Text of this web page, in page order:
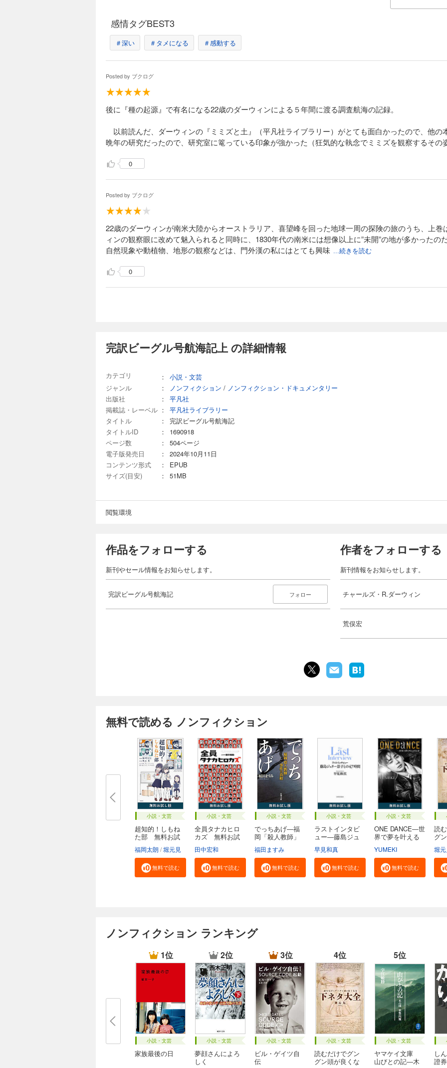
感情タグBEST3
＃深い ＃タメになる ＃感動する
Posted by ブクログ
後に『種の起源』で有名になる22歳のダーウィンによる５年間に渡る調査航海の記録。
以前読んだ、ダーウィンの『ミミズと土』（平凡社ライブラリー）がとても面白かったので、他の
晩年の研究だったので、研究室に篭っている印象が強かった（狂気的な執念でミミズを観察するその
0
Posted by ブクログ
22歳のダーウィンが南米大陸からオーストラリア、喜望峰を回った地球一周の探険の旅のうち、上
ィンの観察眼に改めて魅入られると同時に、1830年代の南米には想像以上に”未開”の地が多かったの
自然現象や動植物、地形の観察などは、門外漢の私にはとても興味
...続きを読む
0
完訳ビーグル号航海記上 の詳細情報
カテゴリ ：
小説・文芸
ジャンル
： ノンフィクション / ノンフィクション・ドキュメンタリー
出版社
：
平凡社
掲載誌・レーベル ：
平凡社ライブラリー
タイトル
：
完訳ビーグル号航海記
タイトルID
：
1690918
ページ数
：
504ページ
電子版発売日
：
2024年10月11日
コンテンツ形式
：
EPUB
サイズ(目安)
： 51MB
閲覧環境
作品をフォローする
新刊やセール情報をお知らせします。
完訳ビーグル号航海記 フォロー
作者をフォローする
新刊情報をお知らせします。
チャールズ・R.ダーウィン
荒俣宏
無料で読める ノンフィクション
小説・文芸
超知的！しもね
た部 無料お試
福岡太朗 堀元見
無料で読む
小説・文芸
全員タナカヒロ
カズ 無料お試
田中宏和
無料で読む
小説・文芸
でっちあげ―福
岡「殺人教師」
福田ますみ
無料で読む
小説・文芸
ラストインタビ
ュー―藤島ジュ
早見和真
無料で読む
小説・文芸
ONE DANCE―世
界で夢を叶える
YUMEKI
無料で読む
読
グ
堀
ノンフィクション ランキング
1位
小説・文芸
家族最後の日
2位
小説・文芸
夢顔さんによろ
しく
3位
小説・文芸
ビル・ゲイツ自
伝
4位
小説・文芸
読むだけでグン
グン頭が良くな
5位
小説・文芸
ヤマケイ文庫
山びとの記―木
し
證